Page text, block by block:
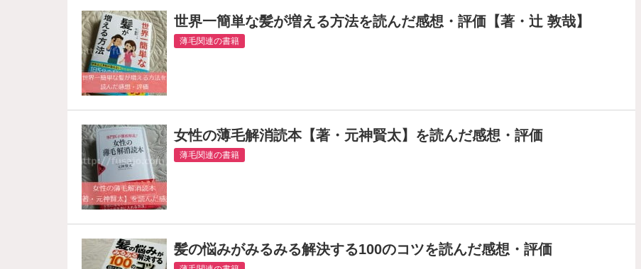
世界一簡単な髪が増える方法を読んだ感想・評価【著・辻 敦哉】
薄毛関連の書籍
女性の薄毛解消読本【著・元神賢太】を読んだ感想・評価
薄毛関連の書籍
髪の悩みがみるみる解決する100のコツを読んだ感想・評価